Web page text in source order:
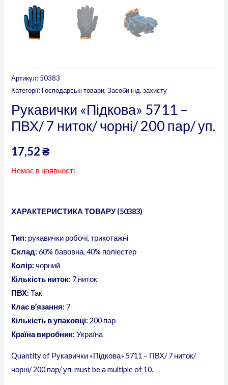
Артикул: 50383
Категорії: Господарські товари,Засоби інд. захисту
Рукавички «Підкова» 5711 –
ПВХ/ 7 ниток/ чорні/ 200 пар/ уп.
17,52₴
Немає в наявності
ХАРАКТЕРИСТИКА ТОВАРУ (50383)
Тип: рукавички робочі, трикотажні
Склад: 60% бавовна, 40% поліестер
Колір: чорний
Кількість ниток: 7 ниток
ПВХ: Так
Клас в’язання: 7
Кількість в упаковці: 200 пар
Країна виробник: Україна
Quantity of Рукавички «Підкова» 5711 – ПВХ/ 7 ниток/
чорні/ 200 пар/ уп. must be a multiple of 10.